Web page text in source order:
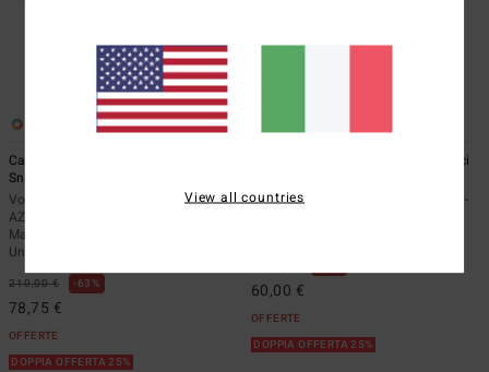
Capsule - Maschera da
Snowboard/Sci Unisex -
Vonzipper
AZYTG00123</br>Capsule -
Maschera da Snowboard/Sci
Unisex
210,00 € 63%
78,75 €
OFFERTE
DOPPIA OFFERTA 25%
Velo - Maschera da Snowboard/Sci
Vonzipper AZYTG00129</br>Velo -
60,00 €
OFFERTE
DOPPIA OFFERTA 25%
View all countries